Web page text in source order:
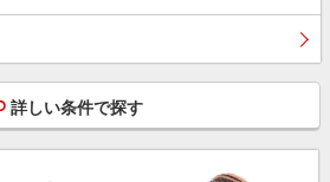
詳しい条件で探す